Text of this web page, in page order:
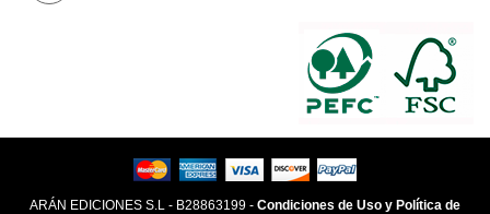
ARÁN EDICIONES S.L - B28863199 - Condiciones de Uso y Política de